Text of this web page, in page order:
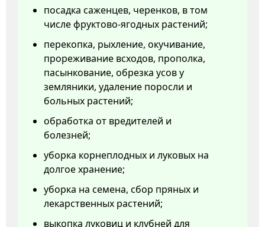
посадка саженцев, черенков, в том
числе фруктово-ягодных растений;
перекопка, рыхление, окучивание,
прореживание всходов, прополка,
пасынкование, обрезка усов у
земляники, удаление поросли и
больных растений;
обработка от вредителей и
болезней;
уборка корнеплодных и луковых на
долгое хранение;
уборка на семена, сбор пряных и
лекарственных растений;
выкопка луковиц и клубней для